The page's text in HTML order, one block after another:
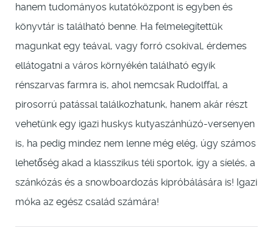
hanem tudományos kutatóközpont is egyben és
könyvtár is található benne. Ha felmelegítettük
magunkat egy teával, vagy forró csokival, érdemes
ellátogatni a város környékén található egyik
rénszarvas farmra is, ahol nemcsak Rudolffal, a
pirosorrú patással találkozhatunk, hanem akár részt
vehetünk egy igazi huskys kutyaszánhúzó-versenyen
is, ha pedig mindez nem lenne még elég, úgy számos
lehetőség akad a klasszikus téli sportok, így a síelés, a
szánkózás és a snowboardozás kipróbálására is! Igazi
móka az egész család számára!